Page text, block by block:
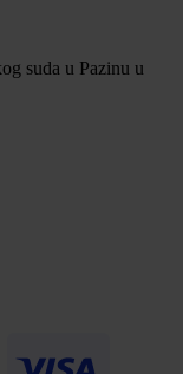
suda u Pazinu u